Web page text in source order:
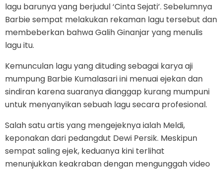
lagu barunya yang berjudul ‘Cinta Sejati’. Sebelumnya
Barbie sempat melakukan rekaman lagu tersebut dan
membeberkan bahwa Galih Ginanjar yang menulis
lagu itu.
Kemunculan lagu yang dituding sebagai karya aji
mumpung Barbie Kumalasari ini menuai ejekan dan
sindiran karena suaranya dianggap kurang mumpuni
untuk menyanyikan sebuah lagu secara profesional.
Salah satu artis yang mengejeknya ialah Meldi,
keponakan dari pedangdut Dewi Persik. Meskipun
sempat saling ejek, keduanya kini terlihat
menunjukkan keakraban dengan mengunggah video